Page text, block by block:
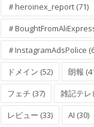
＃heroinex_report (71)
＃
＃InstagramAdsPolice
ドメイン (52)
朗報
フェチ (37)
雑記テレ
レビュー (33)
AI (30)